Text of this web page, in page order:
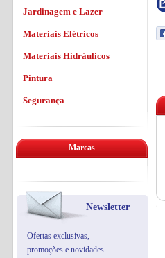
Jardinagem e Lazer
Materiais Elétricos
Materiais Hidráulicos
Pintura
Segurança
Marcas
Newsletter
Ofertas exclusivas,
promoções e novidades